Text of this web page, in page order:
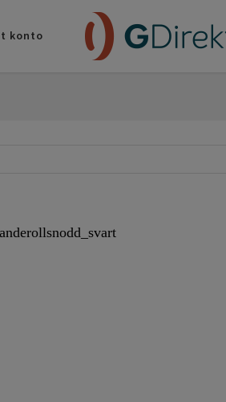
konto